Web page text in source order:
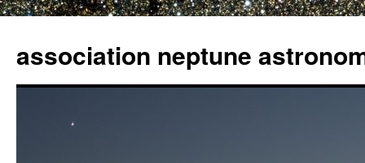
contenu
association neptune